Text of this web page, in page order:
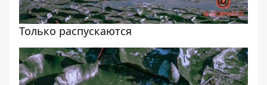
Только распускаются